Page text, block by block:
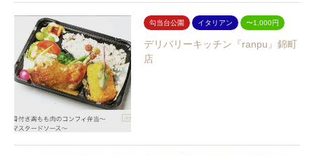
勾当台公園 イタリアン 〜1,000円
デリバリーキッチン『ranpu』錦町
店